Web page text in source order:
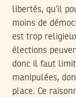
libertés, qu’il
moins de
est trop
élections
donc il faut
manipulées,
place. Ce